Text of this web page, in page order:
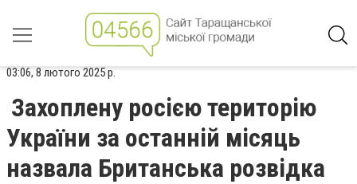
03:06, 8 лютого 2025 р.
Захоплену росією територію
України за останній місяць
назвала Британська розвідка